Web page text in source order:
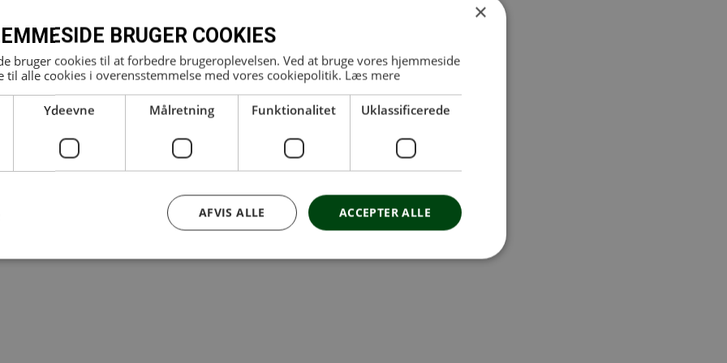
huse:
×
BRUGER COOKIES
bruger cookies til at forbedre brugeroplevelsen. Ved at bruge vores hjemmeside
til alle cookies i overensstemmelse med vores cookiepolitik. Læs mere
Ydeevne Målretning Funktionalitet Uklassificerede
ACCEPTER ALLE
AFVIS ALLE